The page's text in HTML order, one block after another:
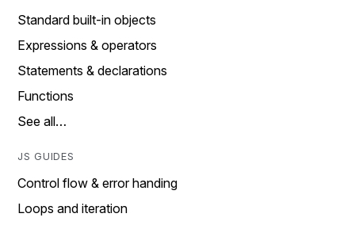
Standard built-in objects
Expressions & operators
Statements & declarations
Functions
See all…
JS GUIDES
Control flow & error handing
Loops and iteration